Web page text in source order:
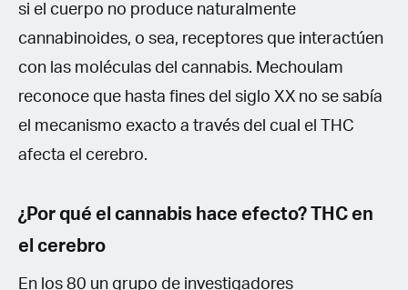
si el cuerpo no produce naturalmente
cannabinoides, o sea, receptores que interactúen
con las moléculas del cannabis. Mechoulam
reconoce que hasta fines del siglo XX no se sabía
el mecanismo exacto a través del cual el THC
afecta el cerebro.
¿Por qué el cannabis hace efecto? THC en
el cerebro
En los 80 un grupo de investigadores